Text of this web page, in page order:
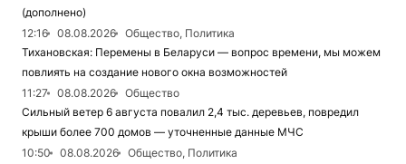
(дополнено)
12:16
08.08.2026
Общество, Политика
Тихановская: Перемены в Беларуси — вопрос времени, мы можем
повлиять на создание нового окна возможностей
11:27
08.08.2026
Общество
Сильный ветер 6 августа повалил 2,4 тыс. деревьев, повредил
крыши более 700 домов — уточненные данные МЧС
10:50
08.08.2026
Общество, Политика